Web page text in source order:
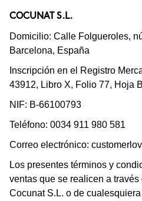
COCUNAT S.L.
Domicilio: Calle Folgueroles,
Barcelona, España
Inscripción en el Registro
43912, Libro X, Folio 77, Hoja
NIF: B-66100793
Teléfono: 0034 911 980 581
Correo electrónico:
Los presentes términos y
ventas que se realicen a
Cocunat S.L. o de